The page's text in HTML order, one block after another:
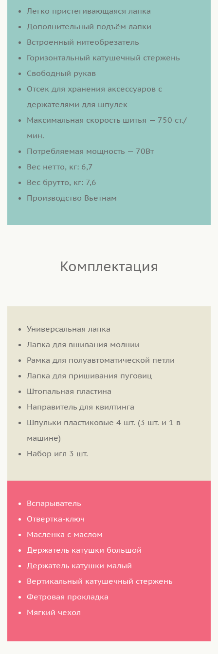
Легко пристегивающаяся лапка
Дополнительный подъём лапки
Встроенный нитеобрезатель
Горизонтальный катушечный стержень
Свободный рукав
Отсек для хранения аксессуаров с
держателями для шпулек
Максимальная скорость шитья — 750 ст./
мин.
Потребляемая мощность — 70Вт
Вес нетто, кг: 6,7
Вес брутто, кг: 7,6
Производство Вьетнам
Комплектация
Универсальная лапка
Лапка для вшивания молнии
Рамка для полуавтоматической петли
Лапка для пришивания пуговиц
Штопальная пластина
Направитель для квилтинга
Шпульки пластиковые 4 шт. (3 шт. и 1 в
машине)
Набор игл 3 шт.
Вспарыватель
Отвертка-ключ
Масленка с маслом
Держатель катушки большой
Держатель катушки малый
Вертикальный катушечный стержень
Фетровая прокладка
Мягкий чехол